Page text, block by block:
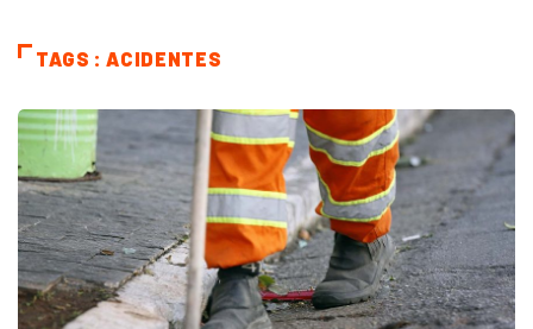
TAGS : ACIDENTES